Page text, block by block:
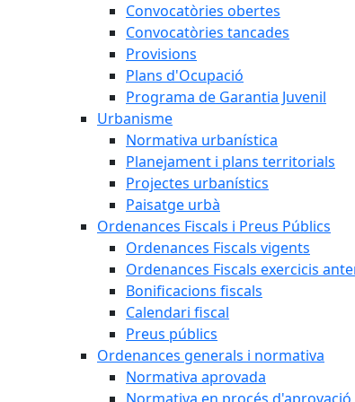
Convocatòries obertes
Convocatòries tancades
Provisions
Plans d'Ocupació
Programa de Garantia Juvenil
Urbanisme
Normativa urbanística
Planejament i plans territorials
Projectes urbanístics
Paisatge urbà
Ordenances Fiscals i Preus Públics
Ordenances Fiscals vigents
Ordenances Fiscals exercicis
Bonificacions fiscals
Calendari fiscal
Preus públics
Ordenances generals i normativa
Normativa aprovada